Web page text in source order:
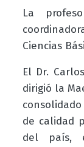
La
Ciencias
El Dr.
dirigió la
de calidad
del país,